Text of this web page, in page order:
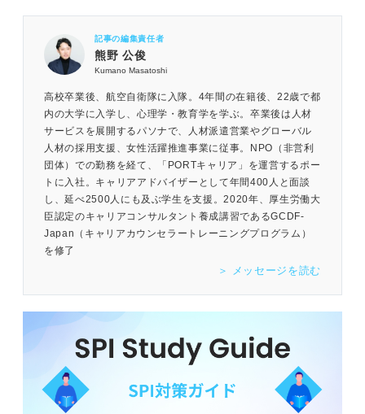
記事の編集責任者
熊野 公俊
Kumano Masatoshi
高校卒業後、航空自衛隊に入隊。4年間の在籍後、22歳で都
内の大学に入学し、心理学・教育学を学ぶ。卒業後は人材
サービスを展開するパソナで、人材派遣営業やグローバル
人材の採用支援、女性活躍推進事業に従事。NPO（非営利
団体）での勤務を経て、「PORTキャリア」を運営するポー
トに入社。キャリアアドバイザーとして年間400人と面談
し、延べ2500人にも及ぶ学生を支援。2020年、厚生労働大
臣認定のキャリアコンサルタント養成講習であるGCDF-
Japan（キャリアカウンセラートレーニングプログラム）
を修了
＞ メッセージを読む